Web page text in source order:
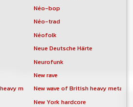
Néo-bop
Néo-trad
Néofolk
Neue Deutsche Härte
Neurofunk
New rave
metalNew wave of British heavy metal
New York hardcore